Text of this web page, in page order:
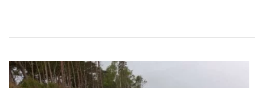
dámskou základní sukni na léto
Dámská základní sukně na létoje to část, která se používá, je